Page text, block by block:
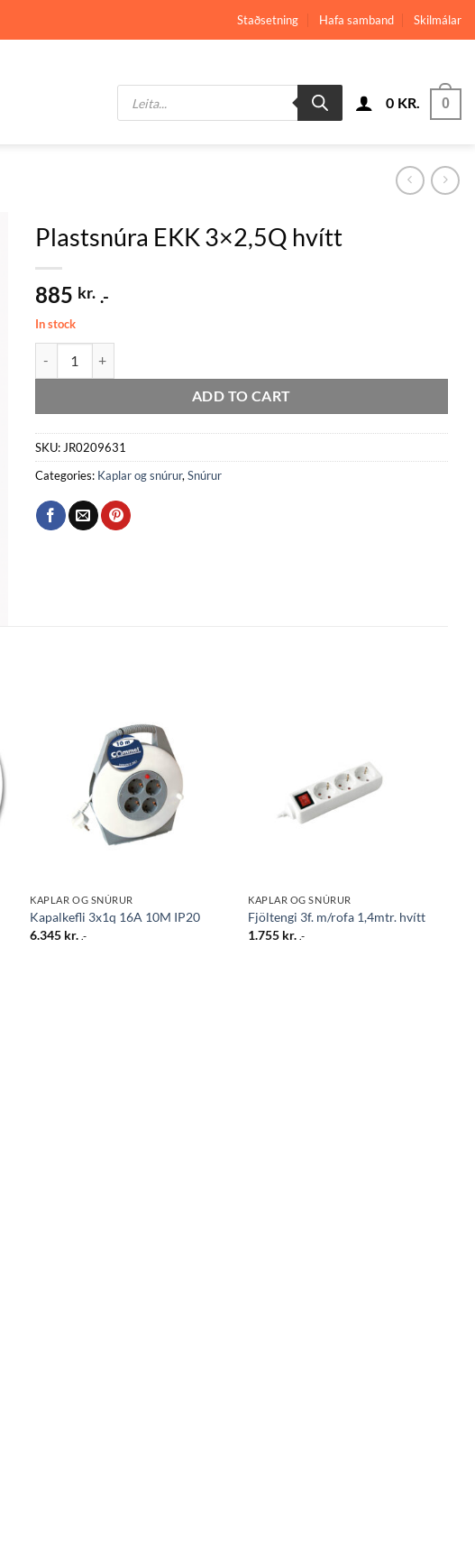
Staðsetning Hafa samband Skilmálar
Products
search
0 KR. 0
Plastsnúra EKK 3×2,5Q hvítt
885 kr. .-
In stock
ADD TO CART
SKU: JR0209631
Categories: Kaplar og snúrur, Snúrur
óskalista
KAPLAR OG SNÚRUR
Kapalkefli 3x1q 16A 10M IP20
6.345 kr. .-
KAPLAR OG SNÚRUR
Fjöltengi 3f. m/rofa 1,4mtr. hvítt
1.755 kr. .-